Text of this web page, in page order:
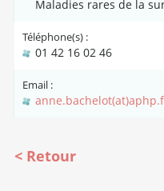
Maladies rares de la
Téléphone(s) :
01 42 16 02 46
Email :
Retour